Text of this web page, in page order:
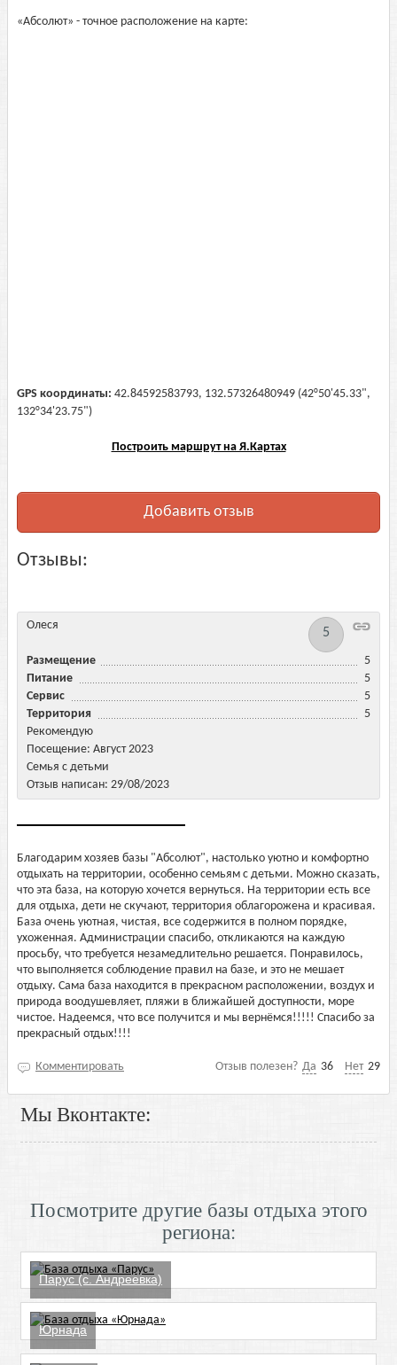
«Абсолют» - точное расположение на карте:
GPS координаты: 42.84592583793, 132.57326480949 (42°50'45.33",
132°34'23.75")
Построить маршрут на Я.Картах
Добавить отзыв
Отзывы:
Олеся
5
Размещение
5
Питание
5
Сервис
5
Территория
5
Рекомендую
Посещение: Август 2023
Семья с детьми
Отзыв написан: 29/08/2023
Благодарим хозяев базы "Абсолют", настолько уютно и комфортно
отдыхать на территории, особенно семьям с детьми. Можно сказать,
что эта база, на которую хочется вернуться. На территории есть все
для отдыха, дети не скучают, территория облагорожена и красивая.
База очень уютная, чистая, все содержится в полном порядке,
ухоженная. Администрации спасибо, откликаются на каждую
просьбу, что требуется незамедлительно решается. Понравилось,
что выполняется соблюдение правил на базе, и это не мешает
отдыху. Сама база находится в прекрасном расположении, воздух и
природа воодушевляет, пляжи в ближайшей доступности, море
чистое. Надеемся, что все получится и мы вернёмся!!!!! Спасибо за
прекрасный отдых!!!!
Отзыв полезен? Да 36 Нет 29
Комментировать
Мы Вконтакте:
Посмотрите другие базы отдыха этого
региона:
Парус (с. Андреевка)
Юрнада